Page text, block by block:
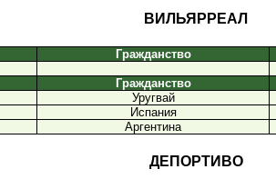
ВИЛЬЯРРЕАЛ
Гражданство
Гражданство
Уругвай
Испания
Аргентина
ДЕПОРТИВО